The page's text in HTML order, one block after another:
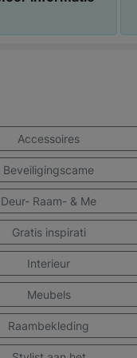
Accessoires
Beveiligingscame
Deur- Raam- & Me
Gratis inspirati
Interieur
Meubels
Raambekleding